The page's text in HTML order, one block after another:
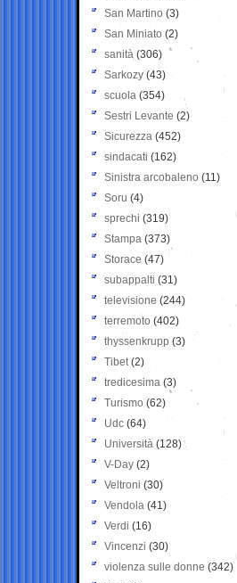
San Martino (3)
San Miniato (2)
sanità (306)
Sarkozy (43)
scuola (354)
Sestri Levante (2)
Sicurezza (452)
sindacati (162)
Sinistra arcobaleno (11)
Soru (4)
sprechi (319)
Stampa (373)
Storace (47)
subappalti (31)
televisione(244)
terremoto (402)
thyssenkrupp (3)
Tibet(2)
tredicesima (3)
Turismo (62)
Udc (64)
Università (128)
V-Day (2)
Veltroni (30)
Vendola (41)
Verdi (16)
Vincenzi (30)
violenza sulle donne (342)